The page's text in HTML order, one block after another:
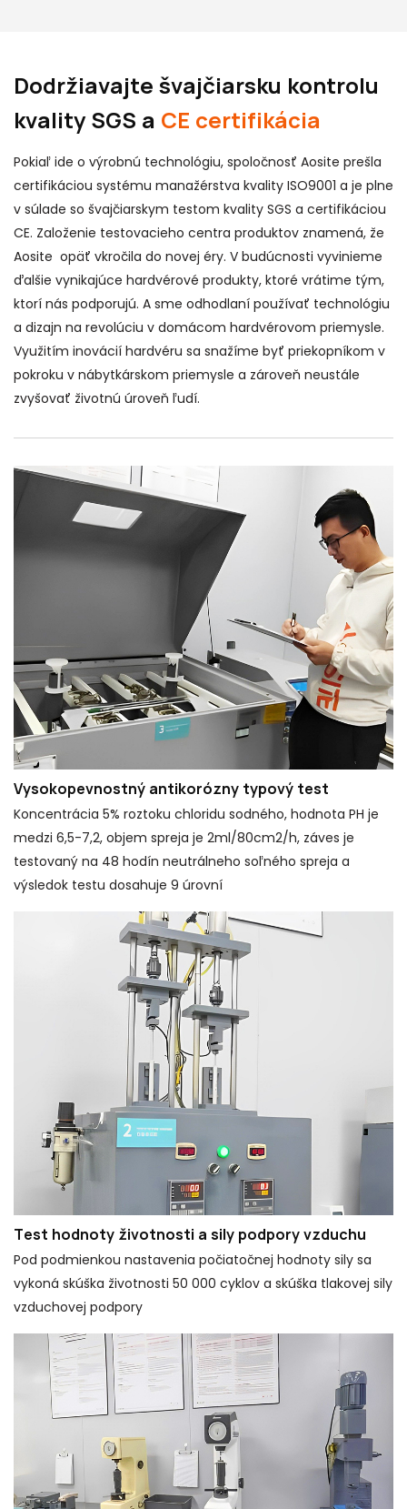
Dodržiavajte švajčiarsku kontrolu
kvality SGS a CE certifikácia
Pokiaľ ide o výrobnú technológiu, spoločnosť Aosite prešla
certifikáciou systému manažérstva kvality ISO9001 a je plne
v súlade so švajčiarskym testom kvality SGS a certifikáciou
CE. Založenie testovacieho centra produktov znamená, že
Aosite opäť vkročila do novej éry. V budúcnosti vyvinieme
ďalšie vynikajúce hardvérové ​​produkty, ktoré vrátime tým,
ktorí nás podporujú. A sme odhodlaní používať technológiu
a dizajn na revolúciu v domácom hardvérovom priemysle.
Využitím inovácií hardvéru sa snažíme byť priekopníkom v
pokroku v nábytkárskom priemysle a zároveň neustále
zvyšovať životnú úroveň ľudí.
Vysokopevnostný antikorózny typový test
Koncentrácia 5% roztoku chloridu sodného, ​​hodnota PH je
medzi 6,5-7,2, objem spreja je 2ml/80cm2/h, záves je
testovaný na 48 hodín neutrálneho soľného spreja a
výsledok testu dosahuje 9 úrovní
Test hodnoty životnosti a sily podpory vzduchu
Pod podmienkou nastavenia počiatočnej hodnoty sily sa
vykoná skúška životnosti 50 000 cyklov a skúška tlakovej sily
vzduchovej podpory